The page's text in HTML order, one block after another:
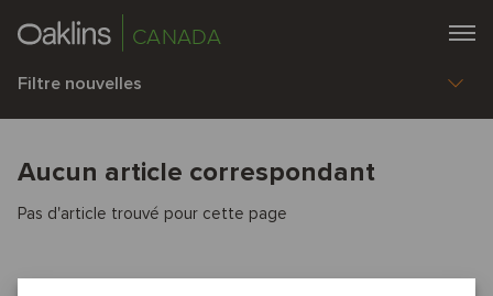
CANADA
Filtre nouvelles
Aucun article correspondant
Pas d'article trouvé pour cette page